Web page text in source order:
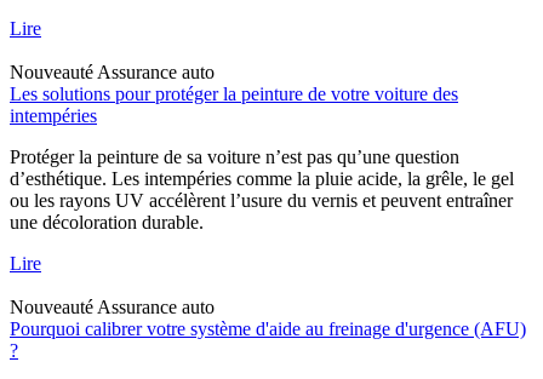
Lire
Nouveauté Assurance auto
Les solutions pour protéger la peinture de votre voiture des
intempéries
Protéger la peinture de sa voiture n’est pas qu’une question
d’esthétique. Les intempéries comme la pluie acide, la grêle, le gel
ou les rayons UV accélèrent l’usure du vernis et peuvent entraîner
une décoloration durable.
Lire
Nouveauté Assurance auto
Pourquoi calibrer votre système d'aide au freinage d'urgence (AFU)
?